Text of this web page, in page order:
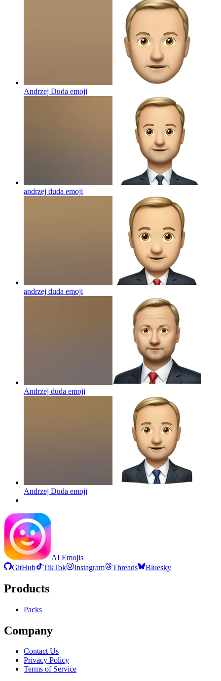
Andrzej Duda emoji
andrzej duda emoji
andrzej duda emoji
Andrzej duda emoji
Andrzej Duda emoji
AI Emojis
GitHub
TikTok Instagram Threads Bluesky
Products
Packs
Company
Contact Us
Privacy Policy
Terms of Service